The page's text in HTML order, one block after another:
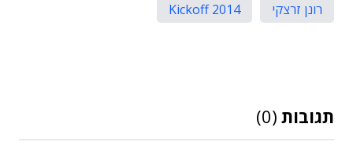
רונן זרצקי
Kickoff 2014
תגובות (0)